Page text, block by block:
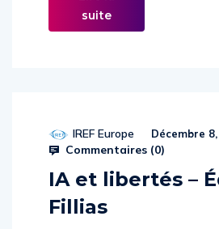
Lire la
suite
IREF Europe Décembre 8,
IA et libertés –